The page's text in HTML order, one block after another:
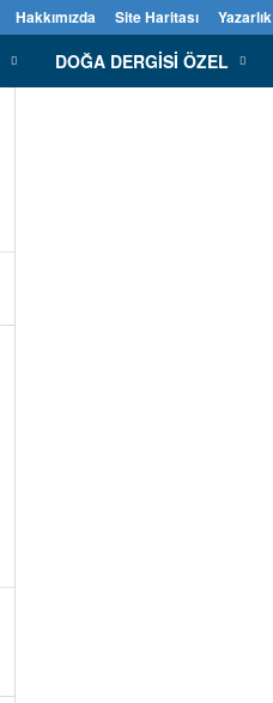
Hakkımızda Site Haritası Yazarlık
DOĞA DERGISI ÖZEL